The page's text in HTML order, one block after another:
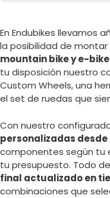
En Endubikes llevamos
la posibilidad de montar
mountain bike y e-bike
tu disposición nuestro
Custom Wheels, una
el set de ruedas que
Con nuestro
personalizadas desde
componentes según tu
tu presupuesto. Todo
final actualizado en
combinaciones que